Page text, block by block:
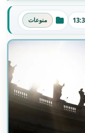
التصنيفاتمنوعات